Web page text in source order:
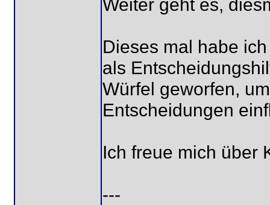
Weiter geht es,
Dieses mal habe
als
Würfel geworfen,
Entscheidungen
Ich freue mich über
---